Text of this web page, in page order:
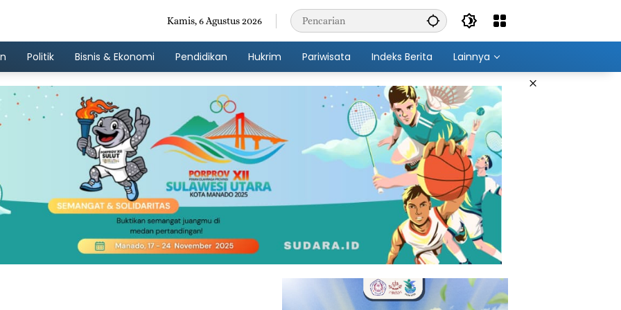
Kamis, 6 Agustus 2026
Politik Bisnis & Ekonomi Pendidikan Hukrim Pariwisata Indeks Berita Lainnya
×